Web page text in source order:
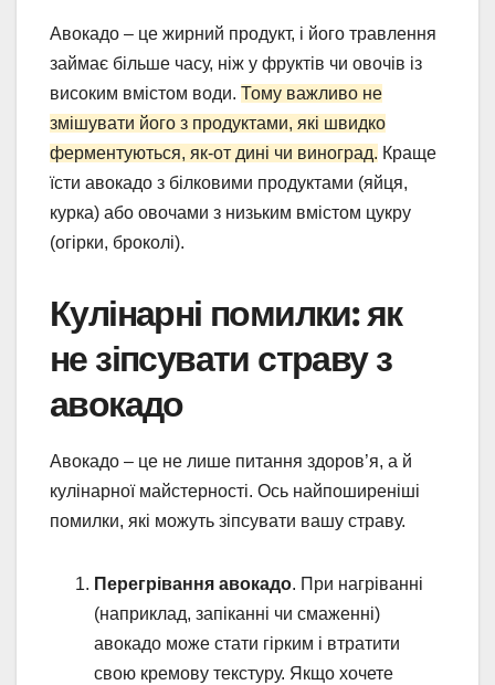
Авокадо – це жирний продукт, і його травлення
займає більше часу, ніж у фруктів чи овочів із
високим вмістом води. Тому важливо не
змішувати його з продуктами, які швидко
ферментуються, як-от дині чи виноград. Краще
їсти авокадо з білковими продуктами (яйця,
курка) або овочами з низьким вмістом цукру
(огірки, броколі).
Кулінарні помилки: як
не зіпсувати страву з
авокадо
Авокадо – це не лише питання здоров’я, а й
кулінарної майстерності. Ось найпоширеніші
помилки, які можуть зіпсувати вашу страву.
Перегрівання авокадо. При нагріванні
(наприклад, запіканні чи смаженні)
авокадо може стати гірким і втратити
свою кремову текстуру. Якщо хочете